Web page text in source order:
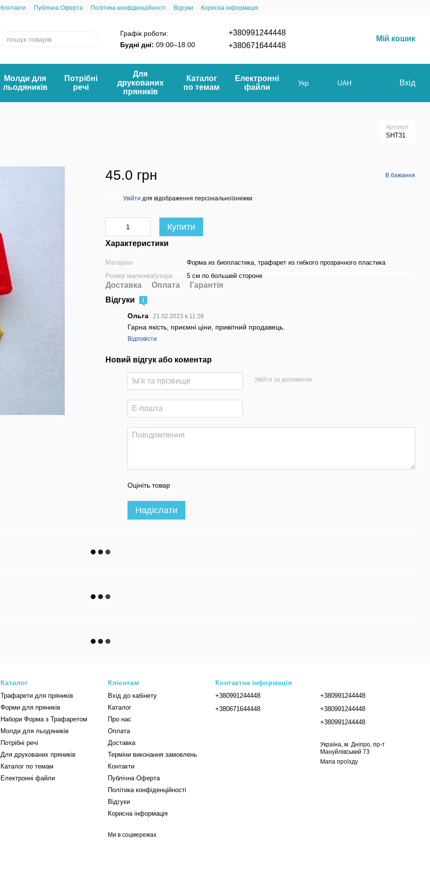
Контакти Публічна Оферта Політика конфіденційності Відгуки Корисна інформація
Графік роботи:
Будні дні: 09:00–18:00
+380991244448
+380671644448
Мій кошик
Молди для
льодяників
Потрібні
речі
Для
друкованих
пряників
Каталог
по темам
Електронні
файли
Укр UAH Вхід
Артикул
SHT31
45.0 грн В бажання
Увійти для відображення персональноїзнижки
Купити
Характеристики
Матеріал
Форма из биопластика, трафарет из гибкого прозрачного пластика
Розмір малюнка/узора
5 см по большей стороне
Доставка Оплата
Гарантія
Відгуки
1
Ольга 21.02.2023 в 11:26
Гарна якість, приємні ціни, привітний продавець.
Відповісти
Новий відгук або коментар
Увійти за допомогою
Оцініть товар
Надіслати
Каталог
Трафарети для пряників
Форми для пряників
Набори Форма з Трафаретом
Молди для льодяників
Потрібні речі
Для друкованих пряників
Каталог по темам
Електронні файли
Клієнтам
Вхід до кабінету
Каталог
Про нас
Оплата
Доставка
Терміни виконання замовлень
Контакти
Публічна Оферта
Політика конфіденційності
Відгуки
Корисна інформація
Ми в соцмережах
Контактна інформація
+380991244448
+380671644448
+380991244448
+380991244448
+380991244448
Україна, м. Дніпро, пр-т
Мануйлівський 73
Мапа проїзду